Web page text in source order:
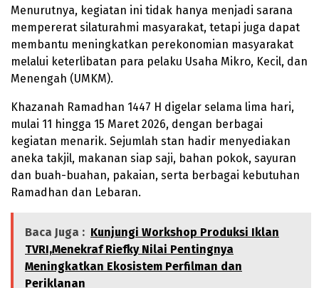
Menurutnya, kegiatan ini tidak hanya menjadi sarana
mempererat silaturahmi masyarakat, tetapi juga dapat
membantu meningkatkan perekonomian masyarakat
melalui keterlibatan para pelaku Usaha Mikro, Kecil, dan
Menengah (UMKM).
Khazanah Ramadhan 1447 H digelar selama lima hari,
mulai 11 hingga 15 Maret 2026, dengan berbagai
kegiatan menarik. Sejumlah stan hadir menyediakan
aneka takjil, makanan siap saji, bahan pokok, sayuran
dan buah-buahan, pakaian, serta berbagai kebutuhan
Ramadhan dan Lebaran.
Baca Juga : Kunjungi Workshop Produksi Iklan
TVRI,Menekraf Riefky Nilai Pentingnya
Meningkatkan Ekosistem Perfilman dan
Periklanan